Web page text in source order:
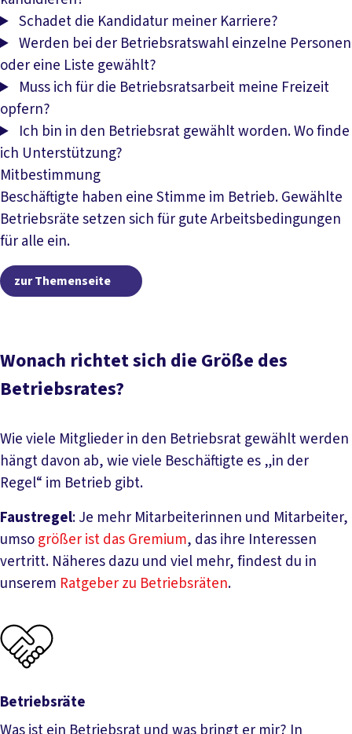
Schadet die Kandidatur meiner Karriere?
Werden bei der Betriebsratswahl einzelne Personen
oder eine Liste gewählt?
Muss ich für die Betriebsratsarbeit meine Freizeit
opfern?
Ich bin in den Betriebsrat gewählt worden. Wo finde
ich Unterstützung?
Mitbestimmung
Beschäftigte haben eine Stimme im Betrieb. Gewählte
Betriebsräte setzen sich für gute Arbeitsbedingungen
für alle ein.
zur Themenseite zur Themenseite
Wonach richtet sich die Größe des
Betriebsrates?
Wie viele Mitglieder in den Betriebsrat gewählt werden
hängt davon ab, wie viele Beschäftigte es „in der
Regel“ im Betrieb gibt.
Faustregel: Je mehr Mitarbeiterinnen und Mitarbeiter,
umsogrößer ist das Gremium, das ihre Interessen
vertritt. Näheres dazu und viel mehr, findest du in
unserem Ratgeber zu Betriebsräten.
Betriebsräte